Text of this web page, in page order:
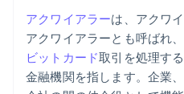
アクワイアラーは、アクワ
アクワイアラーとも呼ばれ、
ビットカード取引を処理す
金融機関を指します。企業